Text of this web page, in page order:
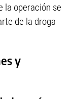
la operación se
de la droga
y